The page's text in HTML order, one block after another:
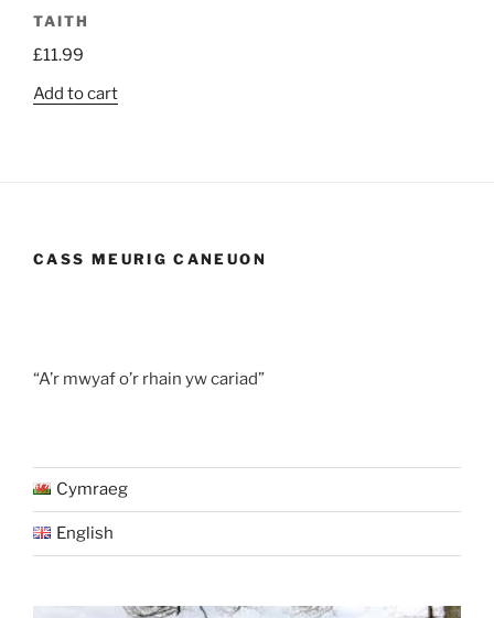
TAITH
£11.99
Add to cart
CASS MEURIG CANEUON
“A’r mwyaf o’r rhain yw cariad”
Cymraeg
English